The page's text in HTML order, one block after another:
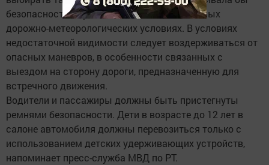
безопасность дорожного движения в сложных
дорожно-метеорологических условиях. В условиях
недостаточной видимости следует воздерживаться от
опасных маневров, в особенности связанных с
выездом на сторону дороги, предназначенную для
встречного движения.
Водители и пассажиры должны быть пристегнуты
ремнями безопасности. Дети в возрасте до 12 лет в
салоне автомобиля должны перевозиться только с
использованием детских удерживающих устройств,
напоминает пресс-служба МВД по РТ.